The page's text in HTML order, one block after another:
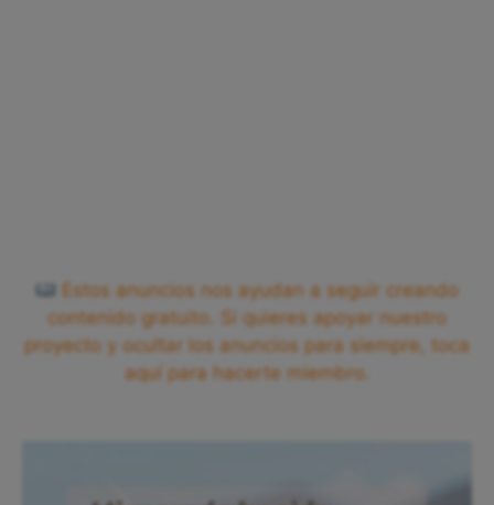
Estos anuncios nos ayudan a seguir creando
contenido gratuito. Si quieres apoyar nuestro
proyecto y ocultar los anuncios para siempre, toca
aquí para hacerte miembro.